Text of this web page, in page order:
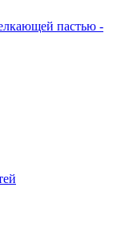
пастью -